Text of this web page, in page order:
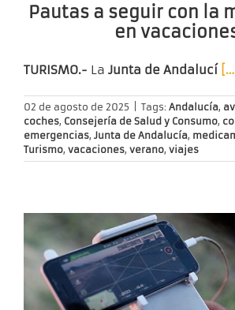
Pautas a seguir con la
en
TURISMO.- La Junta de Andalucí
02 de agosto de 2025 Tags: Andalucía,
coches, Consejería de Salud y Consumo,
emergencias, Junta de Andalucía,
Turismo, vacaciones, verano, viajes